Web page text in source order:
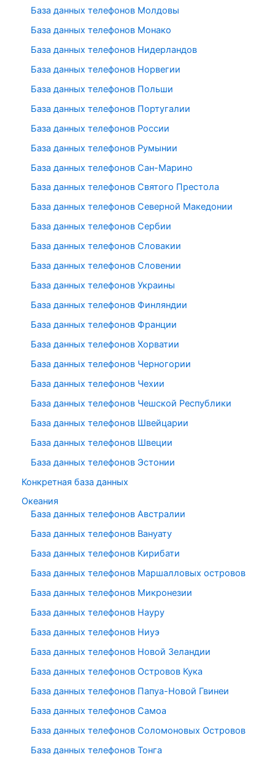
База данных телефонов Молдовы
База данных телефонов Монако
База данных телефонов Нидерландов
База данных телефонов Норвегии
База данных телефонов Польши
База данных телефонов Португалии
База данных телефонов России
База данных телефонов Румынии
База данных телефонов Сан-Марино
База данных телефонов Святого Престола
База данных телефонов Северной Македонии
База данных телефонов Сербии
База данных телефонов Словакии
База данных телефонов Словении
База данных телефонов Украины
База данных телефонов Финляндии
База данных телефонов Франции
База данных телефонов Хорватии
База данных телефонов Черногории
База данных телефонов Чехии
База данных телефонов Чешской Республики
База данных телефонов Швейцарии
База данных телефонов Швеции
База данных телефонов Эстонии
Конкретная база данных
Океания
База данных телефонов Австралии
База данных телефонов Вануату
База данных телефонов Кирибати
База данных телефонов Маршалловых островов
База данных телефонов Микронезии
База данных телефонов Науру
База данных телефонов Ниуэ
База данных телефонов Новой Зеландии
База данных телефонов Островов Кука
База данных телефонов Папуа-Новой Гвинеи
База данных телефонов Самоа
База данных телефонов Соломоновых Островов
База данных телефонов Тонга